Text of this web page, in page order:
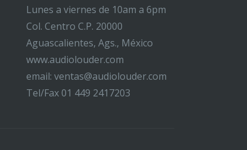
Lunes a viernes de 10am a 6pm
Col. Centro C.P. 20000
Aguascalientes, Ags., México
www.audiolouder.com
email: ventas@audiolouder.com
Tel/Fax 01 449 2417203